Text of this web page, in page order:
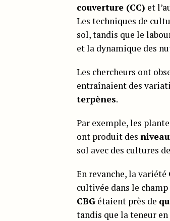
couverture (CC) et
Les techniques de
sol, tandis que le
et la dynamique des
Les chercheurs ont
entraînaient des
terpènes.
Par exemple, les
ont produit des
sol avec des cultures
En revanche, la variété
cultivée dans le
CBG étaient près de
tandis que la teneur en